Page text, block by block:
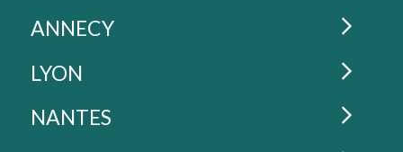
ESPACES DE COWORKING À
ANNECY
Coworking : La Cordée
Annecy - Gare
L’espace de travail de la Cordée d’Annecy est un
ESPACES DE COWORKING À
LYON
Coworking : La Cordée
Lyon - Jean Macé
ESPACES DE COWORKING À
NANTES